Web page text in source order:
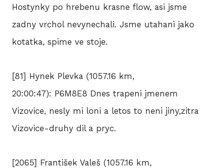
Hostynky po hrebenu krasne flow, asi jsme
zadny vrchol nevynechali. Jsme utahani jako
kotatka, spime ve stoje.
[81] Hynek Plevka (1057.16 km,
20:00:47): P6M8E8 Dnes trapeni jmenem
Vizovice, nesly mi loni a letos to neni jiny,zitra
Vizovice-druhy dil a pryc.
[2065] František Valeš (1057.16 km,